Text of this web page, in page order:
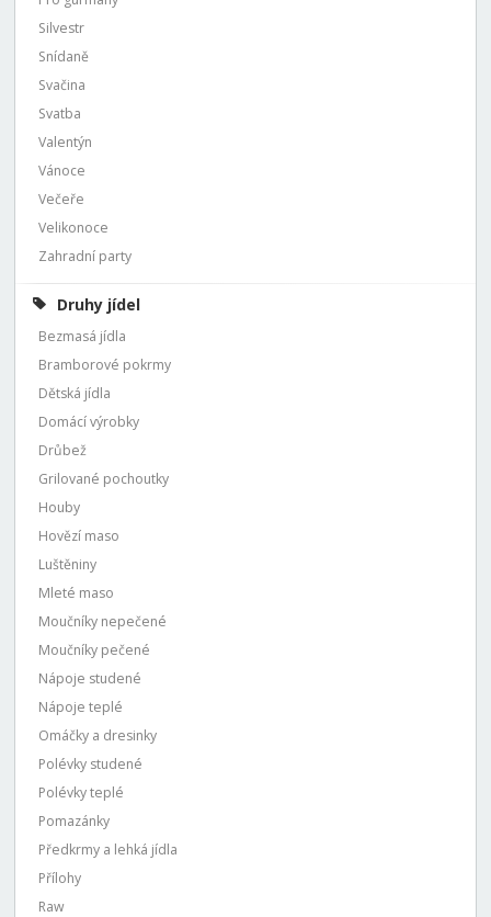
Silvestr
Snídaně
Svačina
Svatba
Valentýn
Vánoce
Večeře
Velikonoce
Zahradní party
Druhy jídel
Bezmasá jídla
Bramborové pokrmy
Dětská jídla
Domácí výrobky
Drůbež
Grilované pochoutky
Houby
Hovězí maso
Luštěniny
Mleté maso
Moučníky nepečené
Moučníky pečené
Nápoje studené
Nápoje teplé
Omáčky a dresinky
Polévky studené
Polévky teplé
Pomazánky
Předkrmy a lehká jídla
Přílohy
Raw